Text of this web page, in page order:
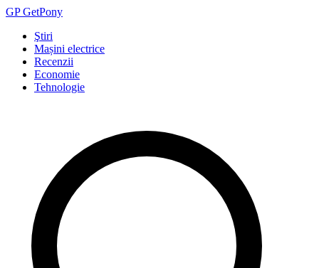
GPGetPony
Ştiri
Mașini electrice
Recenzii
Economie
Tehnologie